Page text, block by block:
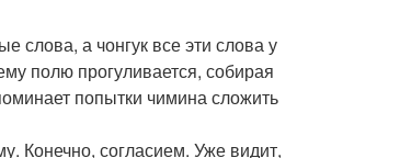
слова, а чонгук все эти слова у
полю прогуливается, собирая
попытки чимина сложить
Конечно, согласием. Уже видит,